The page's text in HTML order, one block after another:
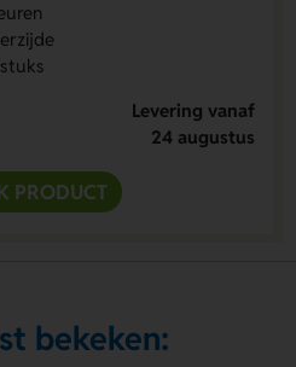
Levering vanaf
24 augustus
PRODUCT
bekeken: